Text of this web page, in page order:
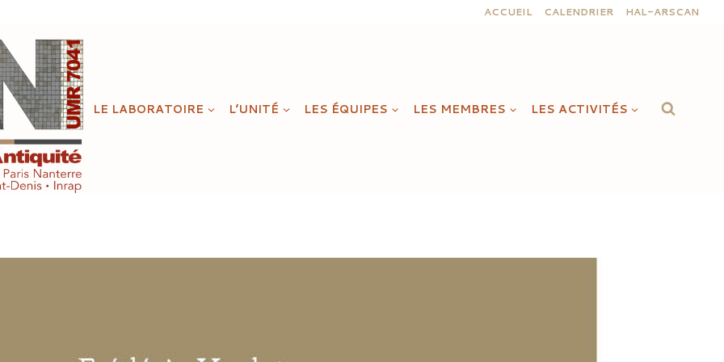
ACCUEIL CALENDRIER HAL-ARSCAN
LE LABORATOIRE L’UNITÉ LES ÉQUIPES LES MEMBRES LES ACTIVITÉS